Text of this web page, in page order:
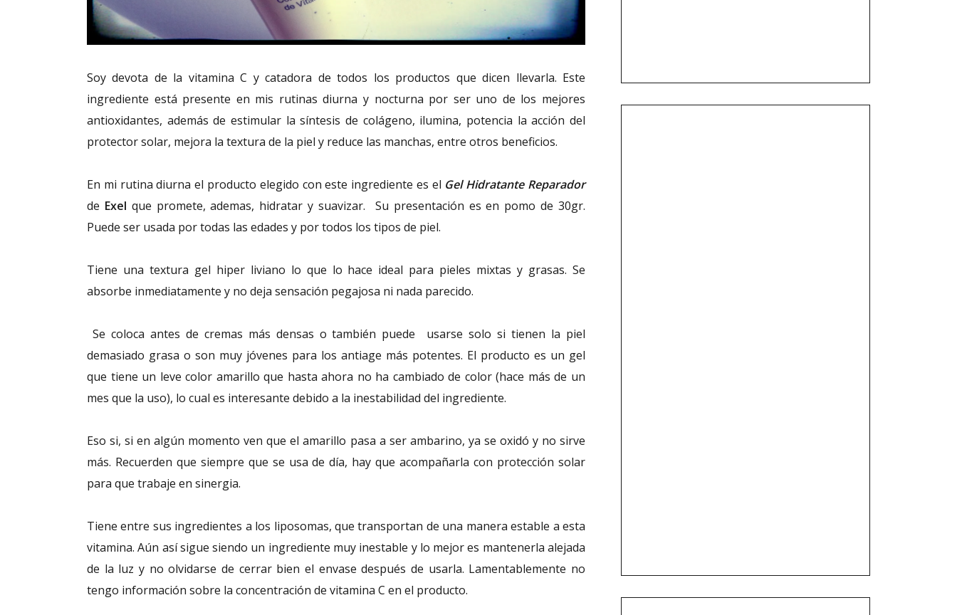
Soy devota de la vitamina C y catadora de todos los productos que dicen llevarla. Este
ingrediente está presente en mis rutinas diurna y nocturna por ser uno de los mejores
antioxidantes, además de estimular la síntesis de colágeno, ilumina, potencia la acción del
protector solar, mejora la textura de la piel y reduce las manchas, entre otros beneficios.
En mi rutina diurna el producto elegido con este ingrediente es el Gel Hidratante Reparador
de Exel que promete, ademas, hidratar y suavizar. Su presentación es en pomo de 30gr.
Puede ser usada por todas las edades y por todos los tipos de piel.
Tiene una textura gel hiper liviano lo que lo hace ideal para pieles mixtas y grasas. Se
absorbe inmediatamente y no deja sensación pegajosa ni nada parecido.
Se coloca antes de cremas más densas o también puede usarse solo si tienen la piel
demasiado grasa o son muy jóvenes para los antiage más potentes. El producto es un gel
que tiene un leve color amarillo que hasta ahora no ha cambiado de color (hace más de un
mes que la uso), lo cual es interesante debido a la inestabilidad del ingrediente.
Eso si, si en algún momento ven que el amarillo pasa a ser ambarino, ya se oxidó y no sirve
más. Recuerden que siempre que se usa de día, hay que acompañarla con protección solar
para que trabaje en sinergia.
Tiene entre sus ingredientes a los liposomas, que transportan de una manera estable a esta
vitamina. Aún así sigue siendo un ingrediente muy inestable y lo mejor es mantenerla alejada
de la luz y no olvidarse de cerrar bien el envase después de usarla. Lamentablemente no
tengo información sobre la concentración de vitamina C en el producto.